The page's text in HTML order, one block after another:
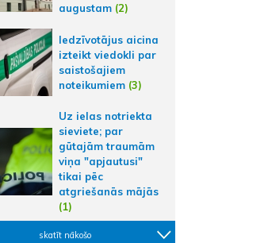
augustam (2)
Iedzīvotājus aicina
izteikt viedokli par
saistošajiem
noteikumiem (3)
Uz ielas notriekta
sieviete; par
gūtajām traumām
viņa "apjautusi"
tikai pēc
atgriešanās mājās
(1)
skatīt nākošo